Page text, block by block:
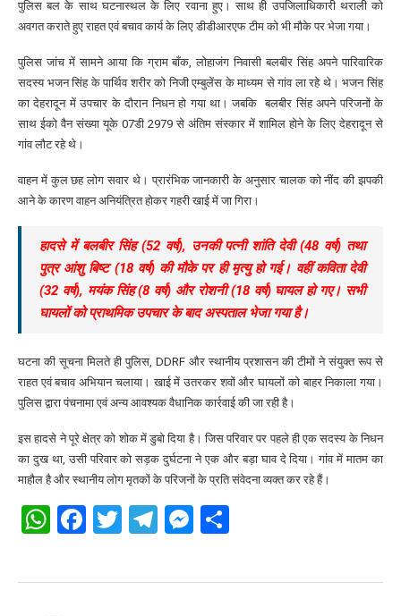
पुलिस बल के साथ घटनास्थल के लिए रवाना हुए। साथ ही उपजिलाधिकारी थराली को
अवगत कराते हुए राहत एवं बचाव कार्य के लिए डीडीआरएफ टीम को भी मौके पर भेजा गया।
पुलिस जांच में सामने आया कि ग्राम बाँक, लोहाजंग निवासी बलबीर सिंह अपने पारिवारिक
सदस्य भजन सिंह के पार्थिव शरीर को निजी एम्बुलेंस के माध्यम से गांव ला रहे थे। भजन सिंह
का देहरादून में उपचार के दौरान निधन हो गया था। जबकि बलबीर सिंह अपने परिजनों के
साथ ईको वैन संख्या यूके 07डी 2979 से अंतिम संस्कार में शामिल होने के लिए देहरादून से
गांव लौट रहे थे।
वाहन में कुल छह लोग सवार थे। प्रारंभिक जानकारी के अनुसार चालक को नींद की झपकी
आने के कारण वाहन अनियंत्रित होकर गहरी खाई में जा गिरा।
हादसे में बलबीर सिंह (52 वर्ष), उनकी पत्नी शांति देवी (48 वर्ष) तथा
पुत्र आंशु बिष्ट (18 वर्ष) की मौके पर ही मृत्यु हो गई। वहीं कविता देवी
(32 वर्ष), मयंक सिंह (8 वर्ष) और रोशनी (18 वर्ष) घायल हो गए। सभी
घायलों को प्राथमिक उपचार के बाद अस्पताल भेजा गया है।
घटना की सूचना मिलते ही पुलिस, DDRF और स्थानीय प्रशासन की टीमों ने संयुक्त रूप से
राहत एवं बचाव अभियान चलाया। खाई में उतरकर शवों और घायलों को बाहर निकाला गया।
पुलिस द्वारा पंचनामा एवं अन्य आवश्यक वैधानिक कार्रवाई की जा रही है।
इस हादसे ने पूरे क्षेत्र को शोक में डुबो दिया है। जिस परिवार पर पहले ही एक सदस्य के निधन
का दुख था, उसी परिवार को सड़क दुर्घटना ने एक और बड़ा घाव दे दिया। गांव में मातम का
माहौल है और स्थानीय लोग मृतकों के परिजनों के प्रति संवेदना व्यक्त कर रहे हैं।
WhatsApp
Facebook
Twitter
Telegram
Messenger